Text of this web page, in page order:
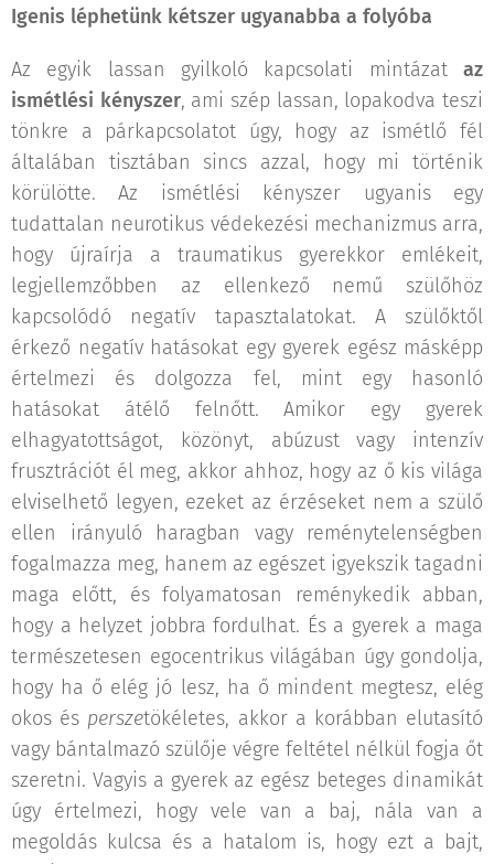
Igenis léphetünk kétszer ugyanabba a folyóba
Az egyik lassan gyilkoló kapcsolati mintázat az
ismétlési kényszer, ami szép lassan, lopakodva teszi
tönkre a párkapcsolatot úgy, hogy az ismétlő fél
általában tisztában sincs azzal, hogy mi történik
körülötte. Az ismétlési kényszer ugyanis egy
tudattalan neurotikus védekezési mechanizmus arra,
hogy újraírja a traumatikus gyerekkor emlékeit,
legjellemzőbben az ellenkező nemű szülőhöz
kapcsolódó negatív tapasztalatokat. A szülőktől
érkező negatív hatásokat egy gyerek egész másképp
értelmezi és dolgozza fel, mint egy hasonló
hatásokat átélő felnőtt. Amikor egy gyerek
elhagyatottságot, közönyt, abúzust vagy intenzív
frusztrációt él meg, akkor ahhoz, hogy az ő kis világa
elviselhető legyen, ezeket az érzéseket nem a szülő
ellen irányuló haragban vagy reménytelenségben
fogalmazza meg, hanem az egészet igyekszik tagadni
maga előtt, és folyamatosan reménykedik abban,
hogy a helyzet jobbra fordulhat. És a gyerek a maga
természetesen egocentrikus világában úgy gondolja,
hogy ha ő elég jó lesz, ha ő mindent megtesz, elég
okos és perszetökéletes, akkor a korábban elutasító
vagy bántalmazó szülője végre feltétel nélkül fogja őt
szeretni. Vagyis a gyerek az egész beteges dinamikát
úgy értelmezi, hogy vele van a baj, nála van a
megoldás kulcsa és a hatalom is, hogy ezt a bajt,